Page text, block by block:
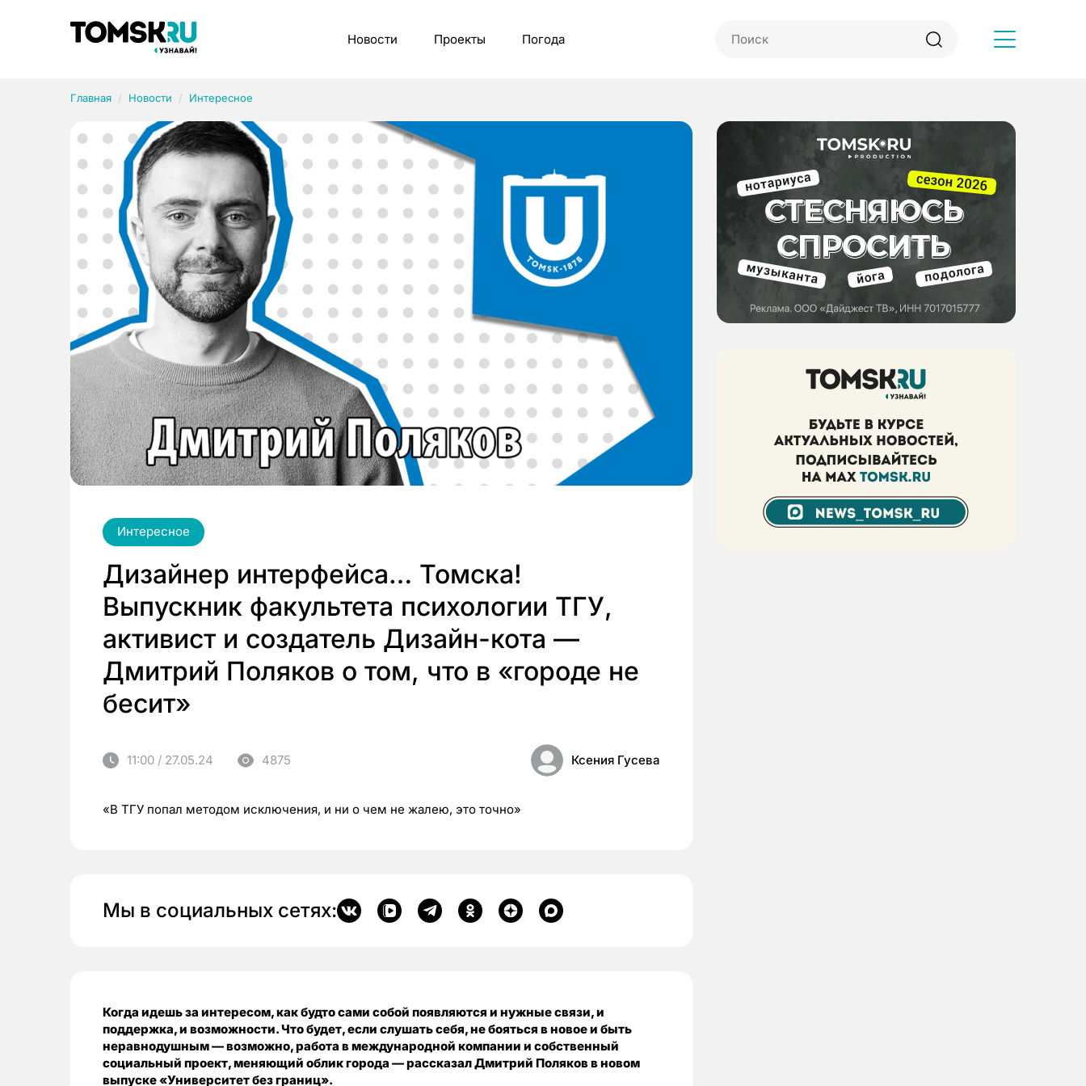
Новости Проекты Погода
Главная Новости Интересное
Интересное
Дизайнер интерфейса… Томска!
Выпускник факультета психологии ТГУ,
активист и создатель Дизайн-кота —
Дмитрий Поляков о том, что в «городе не
бесит»
11:00 / 27.05.24 4875 Ксения Гусева
«В ТГУ попал методом исключения, и ни о чем не жалею, это точно»
Мы в социальных сетях:
Когда идешь за интересом, как будто сами собой появляются и нужные связи, и
поддержка, и возможности. Что будет, если слушать себя, не бояться в новое и быть
неравнодушным — возможно, работа в международной компании и собственный
социальный проект, меняющий облик города — рассказал Дмитрий Поляков в новом
выпуске «Университет без границ».
Рубрики